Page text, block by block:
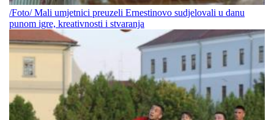
/Foto/ Mali umjetnici preuzeli Ernestinovo sudjelovali u danu
punom igre, kreativnosti i stvaranja